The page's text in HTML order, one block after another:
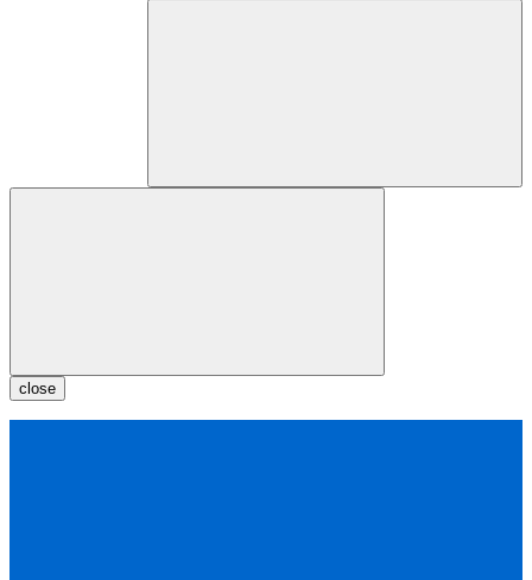
close